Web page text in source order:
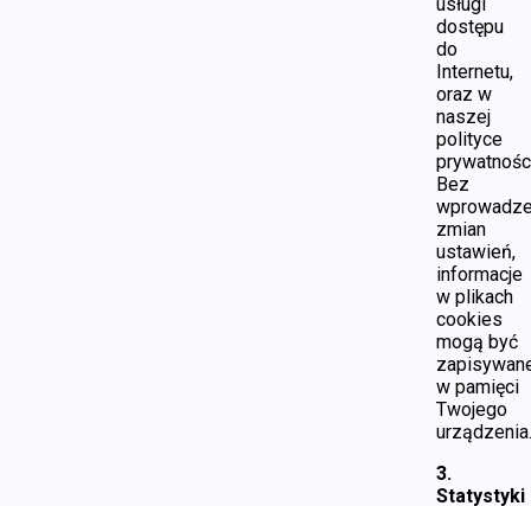
dostępu
do
Internetu,
oraz w
naszej
polityce
Bez
zmian
ustawień,
informacje
w plikach
cookies
mogą być
w pamięci
Twojego
urządzenia.
3.
Statystyki